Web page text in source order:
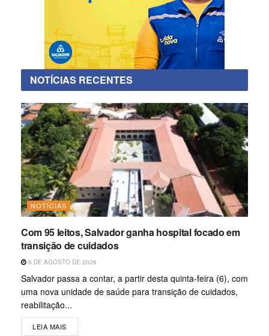
NOTÍCIAS RECENTES
NOTÍCIAS
Com 95 leitos, Salvador ganha hospital focado em
transição de cuidados
6 DE AGOSTO DE 2026
Salvador passa a contar, a partir desta quinta-feira (6), com
uma nova unidade de saúde para transição de cuidados,
reabilitação...
LEIA MAIS